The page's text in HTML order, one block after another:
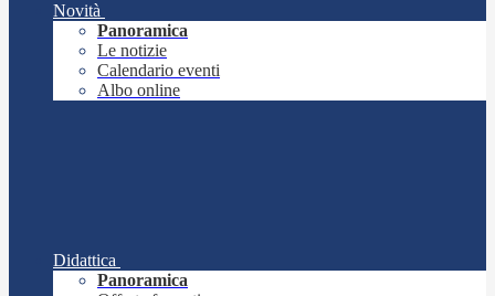
Novità
Panoramica
Le notizie
Calendario eventi
Albo online
Didattica
Panoramica